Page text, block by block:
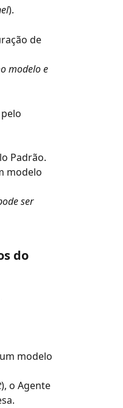
).
de
modelo e
Padrão.
modelo
ser
do
modelo
), o Agente